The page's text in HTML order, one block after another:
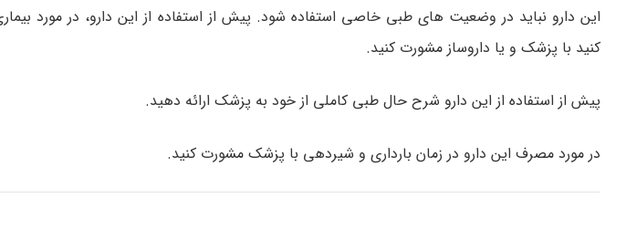
این دارو نباید در وضعیت های طبی خاصی استفاده شود. پیش از استفاده از این دارو، در مورد
کنید با پزشک و یا داروساز مشورت کنید.
پیش از استفاده از این دارو شرح حال طبی کاملی از خود به پزشک ارائه دهید.
در مورد مصرف این دارو در زمان بارداری و شیردهی با پزشک مشورت کنید.